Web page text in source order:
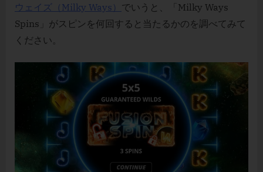
ウェイズ（Milky Ways） でいうと、「Milky Ways
Spins」がスピンを何回すると当たるかのを調べてみて
ください。